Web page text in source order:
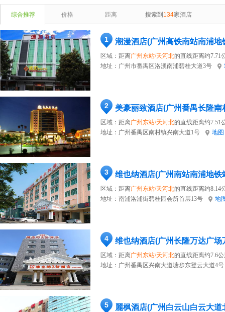
综合推荐 价格 距离 搜索到 134家酒店
1 潮漫酒店(广州高铁南站南浦地
区域：距离广州东站/天河北的直线距离约7.71
地址： 广州市番禺区洛溪南浦碧桂大道3号
2 美豪丽致酒店(广州番禺长隆南
区域：距离广州东站/天河北的直线距离约7.51
地址： 广州番禺区南村镇兴南大道1号 地图
3 维也纳酒店(广州南站南浦地铁
区域：距离广州东站/天河北的直线距离约8.14
地址： 南浦洛浦街碧桂园会所首层13号 地
4 维也纳酒店(广州长隆万达广场
区域：距离广州东站/天河北的直线距离约7.6
地址： 广州番禺区兴南大道塘步东登云大道4号
5 麗枫酒店(广州白云山白云大道